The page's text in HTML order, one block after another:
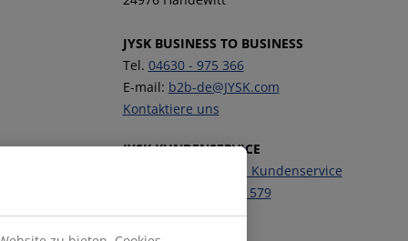
JYSK BUSINESS TO BUSINESS
Tel. 04630 - 975 366
E-mail: b2b-de@JYSK.com
Kontaktiere uns
JYSK KUNDENSERVICE
Kontaktiere unseren Kundenservice
04630 - 975 579